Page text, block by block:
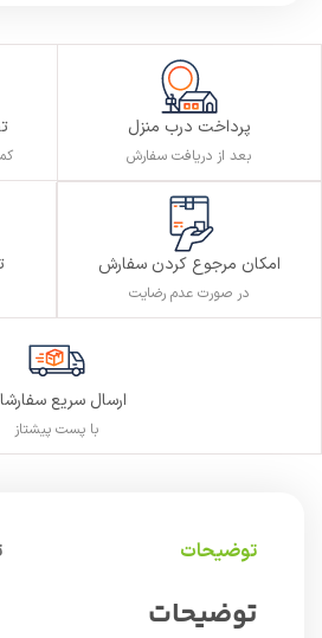
پرداخت درب منزل
بعد از دریافت سفارش
امکان مرجوع کردن سفارش
در صورت عدم رضایت
ارسال سریع
با پست پیشتاز
توضیحات
توضیحات